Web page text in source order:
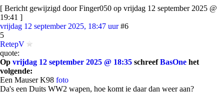
[ Bericht gewijzigd door Finger050 op vrijdag 12 september 2025 @
19:41 ]
vrijdag 12 september 2025, 18:47 uur #6
5
RetepV
quote:
Op vrijdag 12 september 2025 @ 18:35 schreefBasOne het
volgende:
Een Mauser K98 foto
Da's een Duits WW2 wapen, hoe komt ie daar dan weer aan?